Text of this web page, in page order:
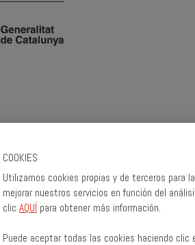
COOKIES
Utilizamos cookies propias y de terceros para
mejorar nuestros servicios en función del
clic AQUÍ para obtener más información.
Puede aceptar todas las cookies haciendo clic